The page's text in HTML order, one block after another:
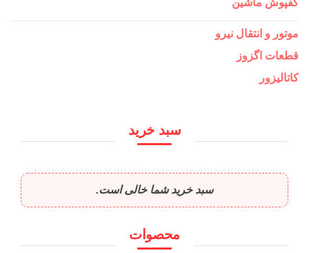
موتور و انتقال نیرو
قطعات اگزوز
کاتالیزور
سبد خرید
سبد خرید شما خالی است.
محصوات